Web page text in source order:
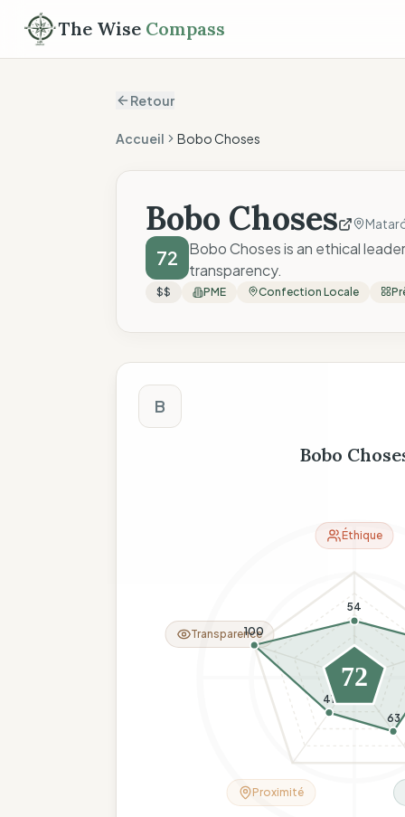
The Wise Compass
Retour
Accueil Bobo Choses
Bobo Choses
72
Bobo Choses is an ethical
transparency.
$$ PME Confection Locale
Score The Wise
B
Bobo
54
63
41
100
72
Éthique
Proximité
Transparence